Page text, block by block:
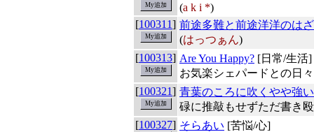
(a k i *)
[100311] 前途多難と前途洋洋のは
(はっつぁん)
[100313] Are You Happy? [日常/生活]
お気楽シェパードとの日
[100321] 青葉のころに吹くやや強
碌に推敲もせずただ書き
[100327] そらあい [苦悩/心]